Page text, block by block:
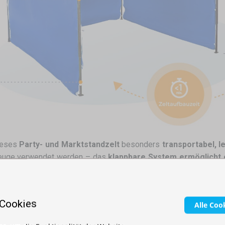
Party- und Marktstandzeltbesonders transportabel,
verwendet werden – dasklappbare System ermöglicht
für Werkzeuge oder als Überdachung für Ernte
Größehandelt! Alle